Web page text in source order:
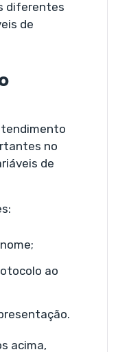
diferentes
de
no
de
ao
acima,